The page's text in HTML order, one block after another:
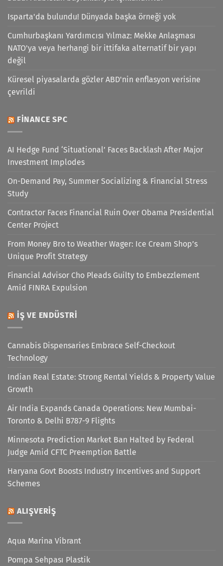
Isparta'da bulundu! Dünyada başka örneği yok
Cumhurbaşkanı Yardımcısı Yılmaz: Mekke Anlaşması
NATO'ya veya herhangi bir ittifaka alternatif bir yapı
değil
Küresel piyasalarda gözler ABD'nin enflasyon verisine
çevrildi
FINANCE SPC
AI Hedge Fund ‘Situational’ Faces Backlash After Major
Investment Implodes
On-Demand Pay, Summer Socializing & Financial Stress
Study
Contractor Faces Financial Ruin Over Obama Presidential
Center Project
From Money Bro to Weather Wager: Ice Cream Shop’s
Unique Profit Strategy
Financial Advisor Cho Pleads Guilty to Embezzlement
Amid FINRA Expulsion
İŞ VE ENDÜSTRI
Cannabis Dispensaries Embrace Self-Checkout
Technology
Indian Real Estate: Strong Rental Yields & Property Value
Growth
Air India Expands Canada Operations: New Mumbai-
Toronto & Delhi B787-9 Flights
Minnesota Prediction Market Ban Halted by Federal
Judge Amid CFTC Preemption Battle
Haryana Govt Boosts Industry Incentives and Support
Schemes
ALIŞVERIŞ
Aqua Marina Vibrant
Pompa Sehpası Plastik